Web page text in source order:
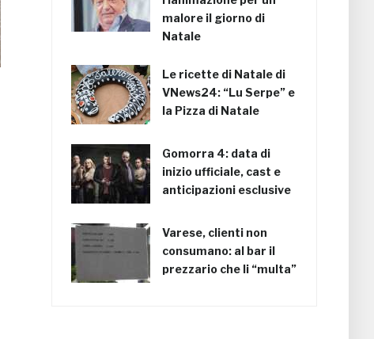
malore il giorno di
Natale
Le ricette di Natale di
VNews24: “Lu Serpe” e
la Pizza di Natale
Gomorra 4: data di
inizio ufficiale, cast e
anticipazioni esclusive
Varese, clienti non
consumano: al bar il
prezzario che li “multa”